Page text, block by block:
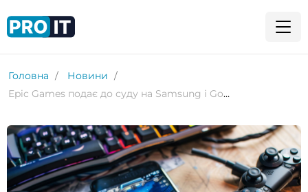
Головна
Новини
Epic Games подає до суду на Samsung і Google через автоблокування OneUI